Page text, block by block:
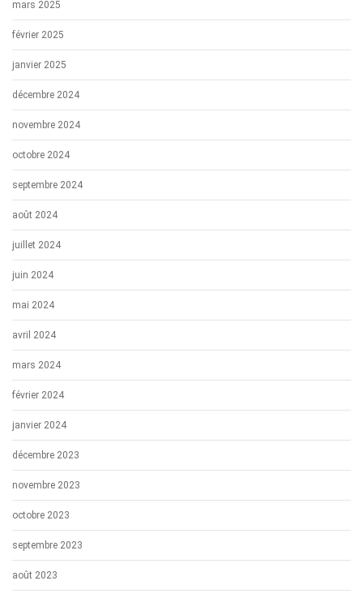
mars 2025
février 2025
janvier 2025
décembre 2024
novembre 2024
octobre 2024
septembre 2024
août 2024
juillet 2024
juin 2024
mai 2024
avril 2024
mars 2024
février 2024
janvier 2024
décembre 2023
novembre 2023
octobre 2023
septembre 2023
août 2023